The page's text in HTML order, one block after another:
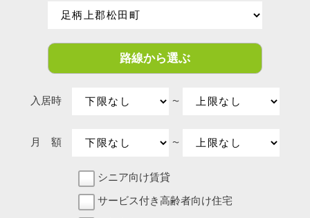
路線から選ぶ
入居時 〜
月 額 〜
シニア向け賃貸
サービス付き高齢者向け住宅